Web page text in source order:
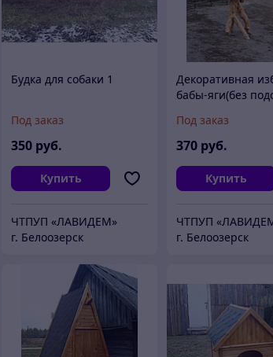
Будка для собаки 1
Под заказ
350 руб.
Купить
ЧТПУП «ЛАВИДЕМ»
г. Белоозерск
Декоративная
бабы-яги(без
Под заказ
370 руб.
Купить
ЧТПУП
г. Белоозерск